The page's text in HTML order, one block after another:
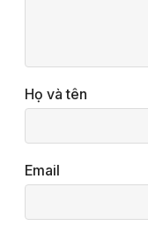
Họ và tên
Email